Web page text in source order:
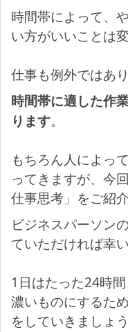
時間帯によって、
い方がいいことは
仕事も例外ではあり
時間帯に適した作
ります。
もちろん人によっ
ってきますが、今
仕事思考」をご紹介
ビジネスパーソン
ていただければ幸い
1日はたった24時
濃いものにするた
をしていきましょ